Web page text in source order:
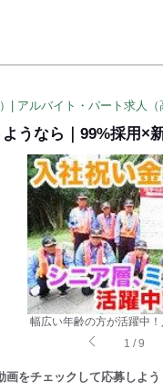
| アルバイト・パート求人（
うなら｜99%採用×
幅広い年齢の方が活躍中
1 /9
画をチェックして応募しよう